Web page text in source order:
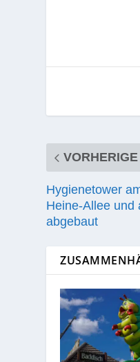
VORHERIGE
Hygienetower
Heine-Allee und
abgebaut